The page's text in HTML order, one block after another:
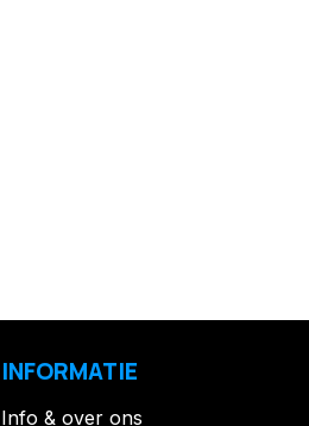
INFORMATIE
Info & over ons